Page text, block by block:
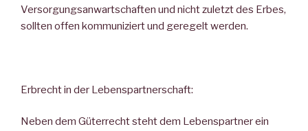
Versorgungsanwartschaften und nicht zuletzt des Erbes,
sollten offen kommuniziert und geregelt werden.
Erbrecht in der Lebenspartnerschaft:
Neben dem Güterrecht steht dem Lebenspartner ein